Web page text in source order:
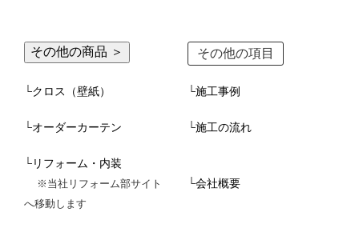
その他の商品 ＞ その他の項目
└クロス（壁紙） └施工事例
└オーダーカーテン └施工の流れ
└リフォーム・内装
※当社リフォーム部サイト
へ移動します
└会社概要